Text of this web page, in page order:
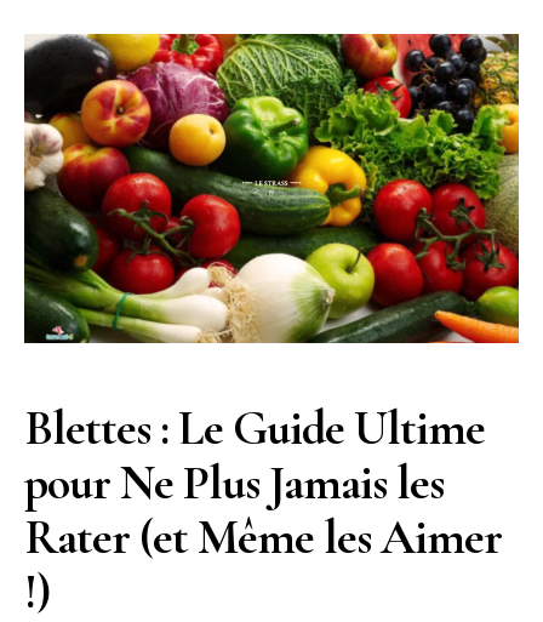
Blettes : Le Guide Ultime
pour Ne Plus Jamais les
Rater (et Même les Aimer
!)